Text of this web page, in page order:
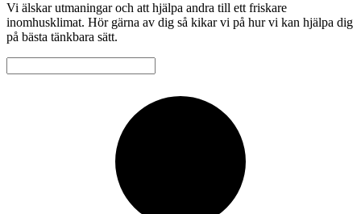
Vi älskar utmaningar och att hjälpa andra till ett friskare
inomhusklimat. Hör gärna av dig så kikar vi på hur vi kan hjälpa dig
på bästa tänkbara sätt.